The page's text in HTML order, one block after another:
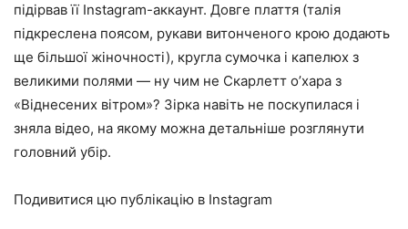
підірвав її Instagram-аккаунт. Довге плаття (талія
підкреслена поясом, рукави витонченого крою додають
ще більшої жіночності), кругла сумочка і капелюх з
великими полями — ну чим не Скарлетт о’хара з
«Віднесених вітром»? Зірка навіть не поскупилася і
зняла відео, на якому можна детальніше розглянути
головний убір.
Подивитися цю публікацію в Instagram